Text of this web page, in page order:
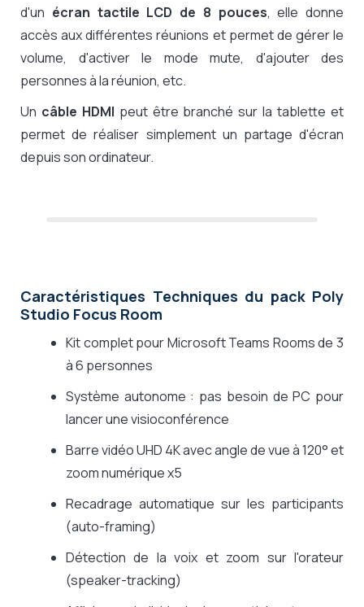
d'un écran tactile LCD de 8 pouces, elle donne
accès aux différentes réunions et permet de gérer le
volume, d'activer le mode mute, d'ajouter des
personnes à la réunion, etc.
Un câble HDMI peut être branché sur la tablette et
permet de réaliser simplement un partage d'écran
depuis son ordinateur.
Caractéristiques Techniques du pack Poly
Studio Focus Room
Kit complet pour Microsoft Teams Rooms de 3
à 6 personnes
Système autonome : pas besoin de PC pour
lancer une visioconférence
Barre vidéo UHD 4K avec angle de vue à 120° et
zoom numérique x5
Recadrage automatique sur les participants
(auto-framing)
Détection de la voix et zoom sur l'orateur
(speaker-tracking)